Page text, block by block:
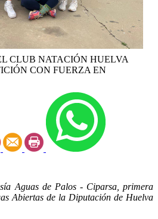
CLUB NATACIÓN HUELVA
CON FUERZA EN
Aguas de Palos - Ciparsa, primera
Abiertas de la Diputación de Huelva